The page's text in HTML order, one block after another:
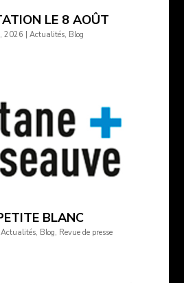
LE 8 AOÛT
2026 Actualités, Blog
BLANC
Actualités, Blog, Revue de presse